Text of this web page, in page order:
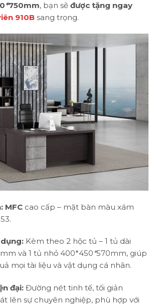
*750mm, bạn sẽ được tặng ngay
910B sang trọng.
MFCcao cấp – mặt bàn màu xám
Kèm theo 2 hộc tủ – 1 tủ dài
và 1 tủ nhỏ 400*450*570mm, giúp
mọi tài liệu và vật dụng cá nhân.
đại:Đường nét tinh tế, tối giản
lên sự chuyên nghiệp, phù hợp với